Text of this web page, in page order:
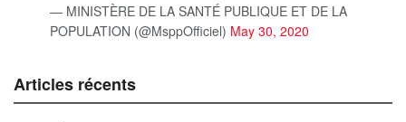
— MINISTÈRE DE LA SANTÉ PUBLIQUE ET DE LA
POPULATION (@MsppOfficiel) May 30, 2020
Articles récents